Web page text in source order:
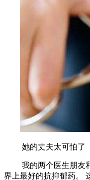
她的丈夫太可怕了
我的两个医生朋友
界上最好的抗抑郁药。